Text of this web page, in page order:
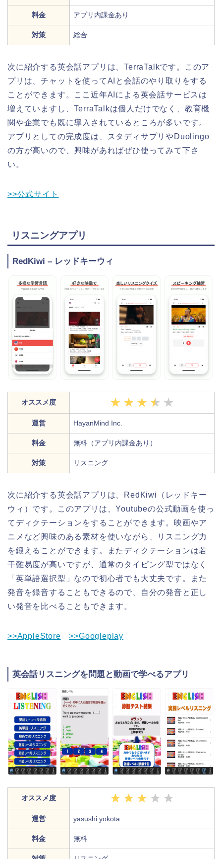
料金 アプリ内課金あり
対策 総合
次に紹介する英会話アプリは、TerraTalkです。このア
プリは、チャットを使ってAIと会話のやり取りをする
ことができます。ここ近年AIによる英会話サービスは
増えていますし、TerraTalkは個人だけでなく、教育機
関や企業でも既に導入されているところが多いです。
アプリとしての完成度は、スタディサプリやDuolingo
の方が高いので、興味があればぜひ使ってみて下さ
い。
>>公式サイト
リスニングアプリ
RedKiwi – レッドキーウィ
オススメ度
運営 HayanMind Inc.
料金 無料（アプリ内課金あり）
対策 リスニング
次に紹介する英会話アプリは、RedKiwi（レッドキー
ウィ）です。このアプリは、Youtubeの公式動画を使っ
てディクテーションをすることができます。映画やア
ニメなど興味のある素材を使いながら、リスニング力
を鍛えることができます。またディクテーションは若
干難易度が高いですが、通常のタイピング型ではなく
「英単語選択型」なので初心者でも大丈夫です。また
発音を録音することもできるので、自分の発音と正し
い発音を比べることもできます。
>>AppleStore >>Googleplay
英会話リスニングを問題と動画で学べるアプリ
オススメ度
運営 yasushi yokota
料金 無料